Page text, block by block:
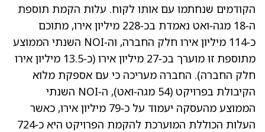
הקודמים שנחתמו עם אותו לקוח. עלות הקמת תוספת
ה‑18 מגה‑ואט נאמדת בכ‑228 מיליון אירו, מתוכם
כ‑114 מיליון אירו חלק החברה, וה‑NOI השנתי הממוצע
מתוספת זו מוערך בכ‑27 מיליון אירו (כ‑13.5 מיליון אירו
חלק החברה). החברה מעריכה כי עם אספקת מלוא
הקיבולת בפרויקט (54 מגה‑ואט), ה‑NOI השנתי
הממוצע מהעסקה יעמוד על כ‑79 מיליון אירו, כאשר
העלות הכוללת המוערכת להקמת הפרויקט היא כ‑724